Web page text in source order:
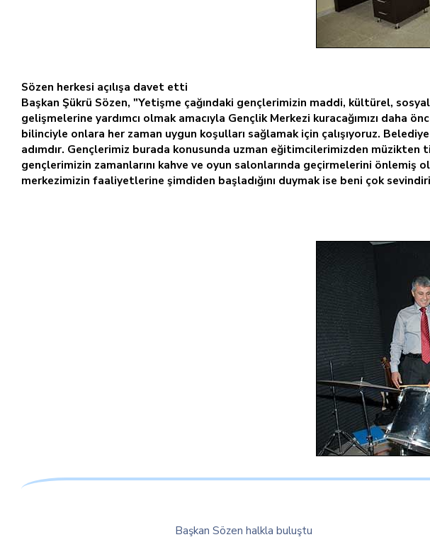
Sözen herkesi açılışa davet etti
Başkan Şükrü Sözen, "Yetişme çağındaki gençlerimizin maddi, kültürel,
gelişmelerine yardımcı olmak amacıyla Gençlik Merkezi kuracağımızı daha
bilinciyle onlara her zaman uygun koşulları sağlamak için çalışıyoruz.
adımdır. Gençlerimiz burada konusunda uzman eğitimcilerimizden
gençlerimizin zamanlarını kahve ve oyun salonlarında geçirmelerini önlemiş
merkezimizin faaliyetlerine şimdiden başladığını duymak ise beni çok
Başkan Sözen halkla buluştu